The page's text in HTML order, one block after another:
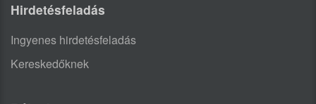
Hirdetésfeladás
Ingyenes hirdetésfeladás
Kereskedőknek